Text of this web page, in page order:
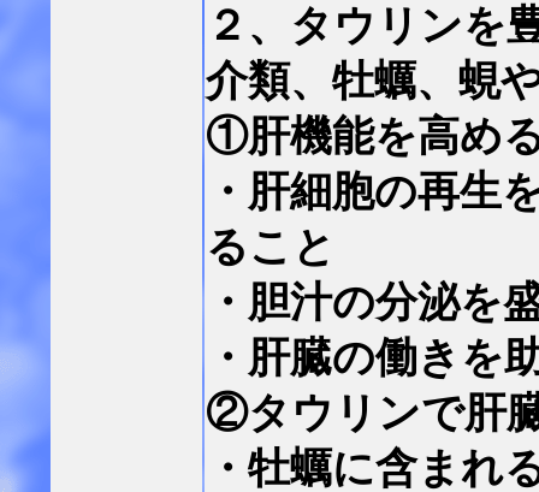
２、タウリンを
介類、牡蠣、蜆
①肝機能を高め
・肝細胞の再生
ること
・胆汁の分泌を
・肝臓の働きを
②タウリンで肝
・牡蠣に含まれ